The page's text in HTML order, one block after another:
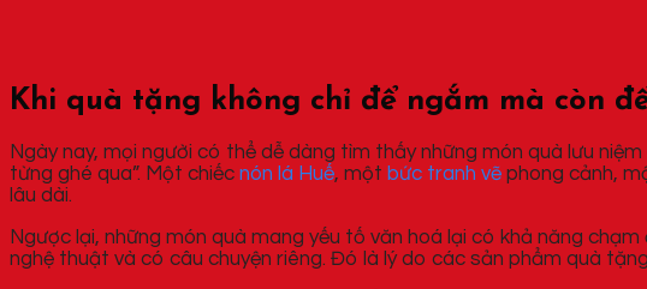
Khi quà tặng không chỉ để ngắm mà còn
Ngày nay, mọi người có thể dễ dàng tìm thấy những món quà lưu
từng ghé qua”. Một chiếc nón lá Huế, một bức tranh vẽ phong cảnh,
lâu dài.
Ngược lại, những món quà mang yếu tố văn hoá lại có khả năng
nghệ thuật và có câu chuyện riêng. Đó là lý do các sản phẩm quà